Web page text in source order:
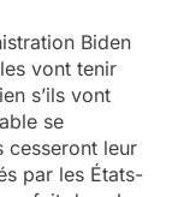
Biden
vont tenir
s’ils vont
se
cesseront leur
par les États-